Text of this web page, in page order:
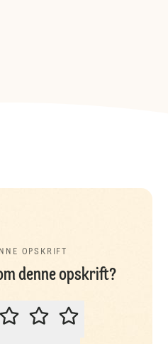
OPSKRIFT
denne opskrift?
BEDØM DENNE OPSKRIFT